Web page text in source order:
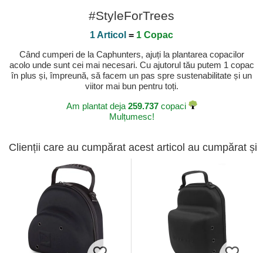
#StyleForTrees
1 Articol = 1 Copac
Când cumperi de la Caphunters, ajuți la plantarea copacilor
acolo unde sunt cei mai necesari. Cu ajutorul tău putem 1 copac
în plus și, împreună, să facem un pas spre sustenabilitate și un
viitor mai bun pentru toți.
Am plantat deja 259.737copaci
Mulțumesc!
Clienții care au cumpărat acest articol au cumpărat și